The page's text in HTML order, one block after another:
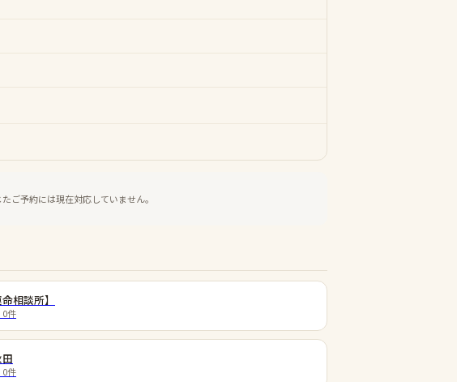
ご予約には現在対応していません。
相談所】
0件
0件